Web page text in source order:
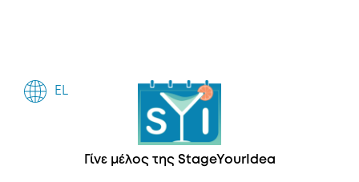
EL
Γίνε μέλος της StageYourIdea